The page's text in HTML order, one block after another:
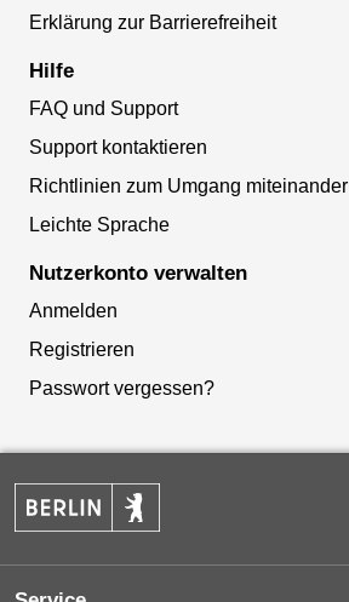
Erklärung zur Barrierefreiheit
Hilfe
FAQ und Support
Support kontaktieren
Richtlinien zum Umgang miteinander
Leichte Sprache
Nutzerkonto verwalten
Anmelden
Registrieren
Passwort vergessen?